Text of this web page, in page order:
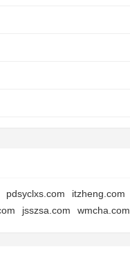
pdsyclxs.com itzheng.com
jsszsa.com wmcha.com